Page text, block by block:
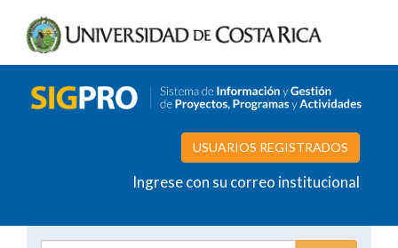
USUARIOS REGISTRADOS
Ingrese con su correo institucional